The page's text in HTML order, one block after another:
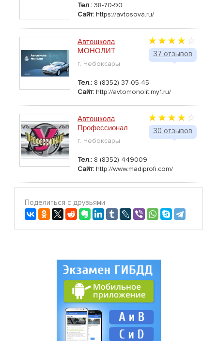
Тел.: 38-70-90
Сайт: https://avtosova.ru/
37 отзывов
Автошкола
МОНОЛИТ
г. Чебоксары
Тел.: 8 (8352) 37-05-45
Сайт: http://avtomonolit.my1.ru/
30 отзывов
Автошкола
Профессионал
г. Чебоксары
Тел.: 8 (8352) 449009
Сайт: http://www.madiprofi.com/
Поделиться с друзьями